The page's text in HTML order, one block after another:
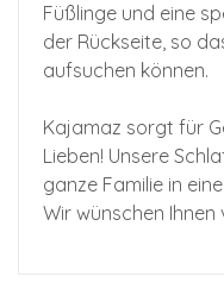
Füßlinge und eine
der Rückseite, so
aufsuchen können.
Kajamaz sorgt für
Lieben! Unsere
ganze Familie in
Wir wünschen Ihnen